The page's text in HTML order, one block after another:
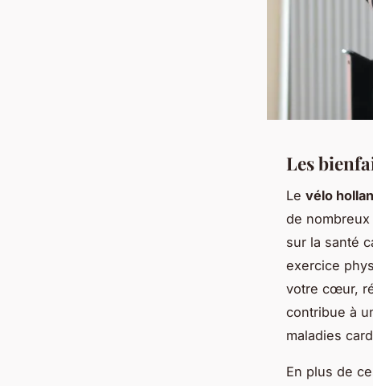
Les
Le vélo
de nombreux
sur la santé
exercice
votre cœur,
contribue à
maladies
En plus de